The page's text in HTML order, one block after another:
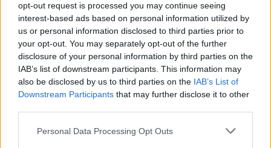
opt-out request is processed you may continue seeing
interest-based ads based on personal information utilized by
us or personal information disclosed to third parties prior to
your opt-out. You may separately opt-out of the further
disclosure of your personal information by third parties on the
IAB’s list of downstream participants. This information may
also be disclosed by us to third parties on the IAB’s List of
Downstream Participants that may further disclose it to other
Personal Data Processing Opt Outs
“L’eclipsi serà una oportunitat també
per a gaudir de les Festes Majors
d’Amposta”
31 de juliol de 2026
Blaumut lidera el cartell musical de les
Festes